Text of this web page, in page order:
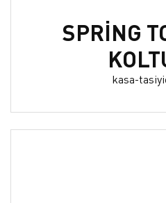
SPRİNG
kasa-